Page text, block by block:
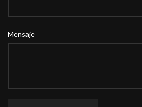
Mensaje